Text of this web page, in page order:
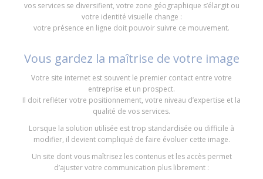
vos services se diversifient, votre zone géographique s’élargit ou
votre identité visuelle change :
votre présence en ligne doit pouvoir suivre ce mouvement.
Vous gardez la maîtrise de votre image
Votre site internet est souvent le premier contact entre votre
entreprise et un prospect.
Il doit refléter votre positionnement, votre niveau d’expertise et la
qualité de vos services.
Lorsque la solution utilisée est trop standardisée ou difficile à
modifier, il devient compliqué de faire évoluer cette image.
Un site dont vous maîtrisez les contenus et les accès permet
d’ajuster votre communication plus librement :